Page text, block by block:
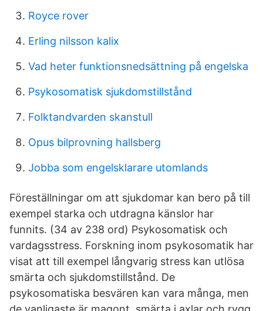
Royce rover
Erling nilsson kalix
Vad heter funktionsnedsättning på engelska
Psykosomatisk sjukdomstillstånd
Folktandvarden skanstull
Opus bilprovning hallsberg
Jobba som engelsklarare utomlands
Föreställningar om att sjukdomar kan bero på till
exempel starka och utdragna känslor har
funnits. (34 av 238 ord) Psykosomatisk och
vardagsstress. Forskning inom psykosomatik har
visat att till exempel långvarig stress kan utlösa
smärta och sjukdomstillstånd. De
psykosomatiska besvären kan vara många, men